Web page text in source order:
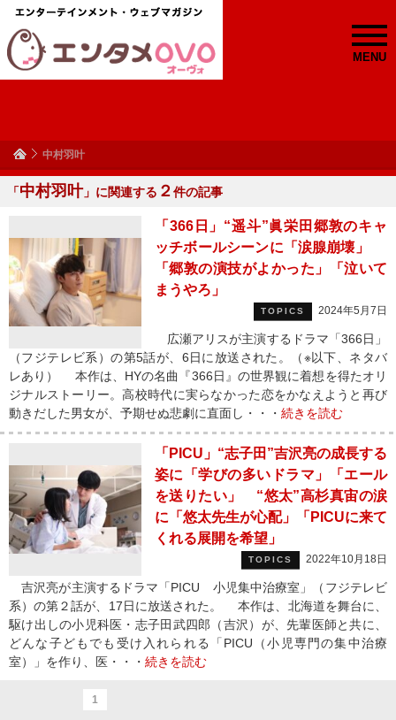
MENU
中村羽叶
「中村羽叶」に関連する ２件の記事
「366日」“遥斗”眞栄田郷敦のキャ
ッチボールシーンに「涙腺崩壊」
「郷敦の演技がよかった」「泣いて
まうやろ」
TOPICS 2024年5月7日
広瀬アリスが主演するドラマ「366日」
（フジテレビ系）の第5話が、6日に放送された。（※以下、ネタバ
レあり） 本作は、HYの名曲『366日』の世界観に着想を得たオリ
ジナルストーリー。高校時代に実らなかった恋をかなえようと再び
動きだした男女が、予期せぬ悲劇に直面し・・・ 続きを読む
「PICU」“志子田”吉沢亮の成長する
姿に「学びの多いドラマ」「エール
を送りたい」 “悠太”高杉真宙の涙
に「悠太先生が心配」「PICUに来て
くれる展開を希望」
TOPICS 2022年10月18日
吉沢亮が主演するドラマ「PICU 小児集中治療室」（フジテレビ
系）の第２話が、17日に放送された。 本作は、北海道を舞台に、
駆け出しの小児科医・志子田武四郎（吉沢）が、先輩医師と共に、
どんな子どもでも受け入れられる「PICU（小児専門の集中治療
室）」を作り、医・・・ 続きを読む
1